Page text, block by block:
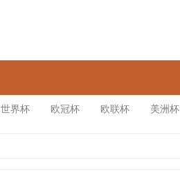
世界杯 欧冠杯 欧联杯 美洲杯